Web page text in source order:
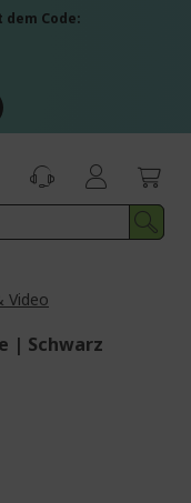
Code:
Video
| Schwarz